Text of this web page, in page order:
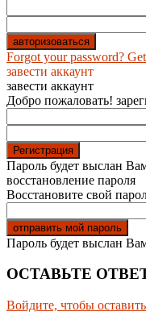
Forgot your password?
завести аккаунт
завести аккаунт
Добро пожаловать!
Пароль будет выслан
восстановление пароля
Восстановите свой
Пароль будет выслан
ОСТАВЬТЕ
Войдите, чтобы